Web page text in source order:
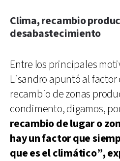
Clima, recambio
desabastecimiento
Entre los principales
Lisandro apuntó al
recambio de zonas
condimento, digamos,
recambio de lugar o
hay un factor que
que es el climático”,